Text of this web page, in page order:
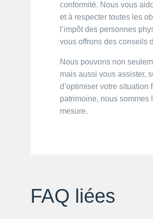
conformité. Nous vous
et à respecter toutes les
l’impôt des personnes
vous offrons des conseils
Nous pouvons non
mais aussi vous assister,
d’optimiser votre
patrimoine, nous sommes
mesure.
FAQ liées